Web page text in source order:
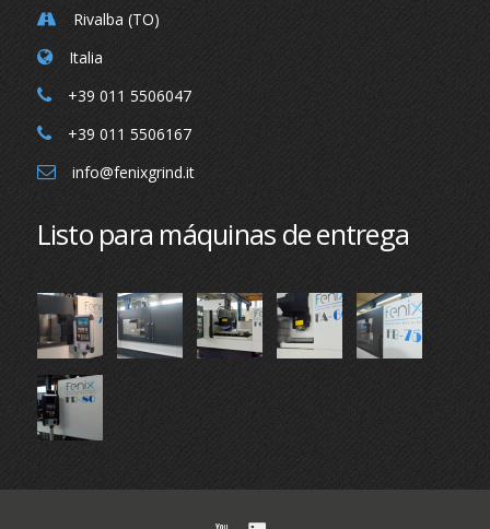
Rivalba (TO)
Italia
+39 011 5506047
+39 011 5506167
info@fenixgrind.it
Listo para máquinas de entrega